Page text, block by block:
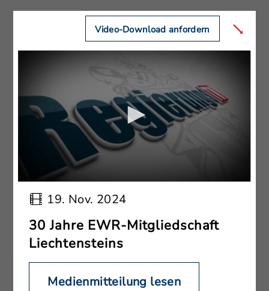
Video-Download anfordern
19. Nov. 2024
30 Jahre EWR-Mitgliedschaft
Liechtensteins
Medienmitteilung lesen